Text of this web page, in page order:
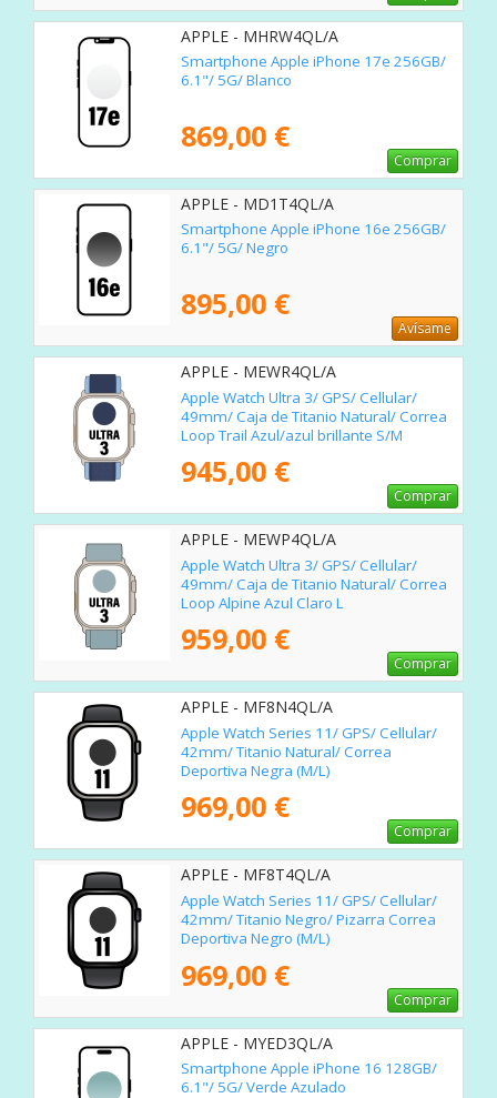
APPLE - MHRW4QL/A
Smartphone Apple iPhone 17e 256GB/
6.1"/ 5G/ Blanco
869,00 €
Comprar
APPLE - MD1T4QL/A
Smartphone Apple iPhone 16e 256GB/
6.1"/ 5G/ Negro
895,00 €
Avísame
APPLE - MEWR4QL/A
Apple Watch Ultra 3/ GPS/ Cellular/
49mm/ Caja de Titanio Natural/ Correa
Loop Trail Azul/azul brillante S/M
945,00 €
Comprar
APPLE - MEWP4QL/A
Apple Watch Ultra 3/ GPS/ Cellular/
49mm/ Caja de Titanio Natural/ Correa
Loop Alpine Azul Claro L
959,00 €
Comprar
APPLE - MF8N4QL/A
Apple Watch Series 11/ GPS/ Cellular/
42mm/ Titanio Natural/ Correa
Deportiva Negra (M/L)
969,00 €
Comprar
APPLE - MF8T4QL/A
Apple Watch Series 11/ GPS/ Cellular/
42mm/ Titanio Negro/ Pizarra Correa
Deportiva Negro (M/L)
969,00 €
Comprar
APPLE - MYED3QL/A
Smartphone Apple iPhone 16 128GB/
6.1"/ 5G/ Verde Azulado